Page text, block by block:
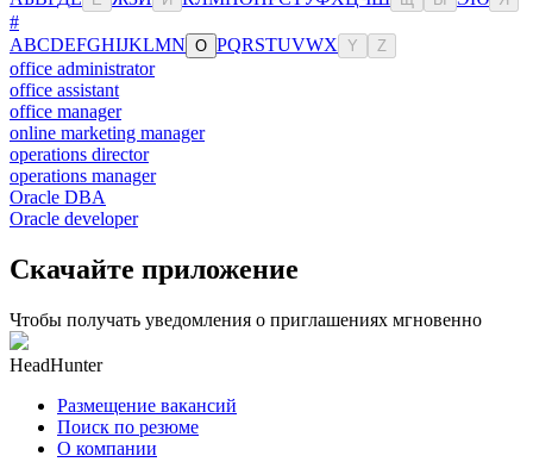
#
ABCDEFGHIJKLMN O PQRSTUVWX Y Z
office administrator
office assistant
office manager
online marketing manager
operations director
operations manager
Oracle DBA
Oracle developer
Скачайте приложение
Чтобы получать уведомления о приглашениях мгновенно
HeadHunter
Размещение вакансий
Поиск по резюме
О компании